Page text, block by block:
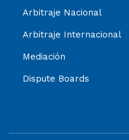
Arbitraje Nacional
Arbitraje Internacional
Mediación
Dispute Boards